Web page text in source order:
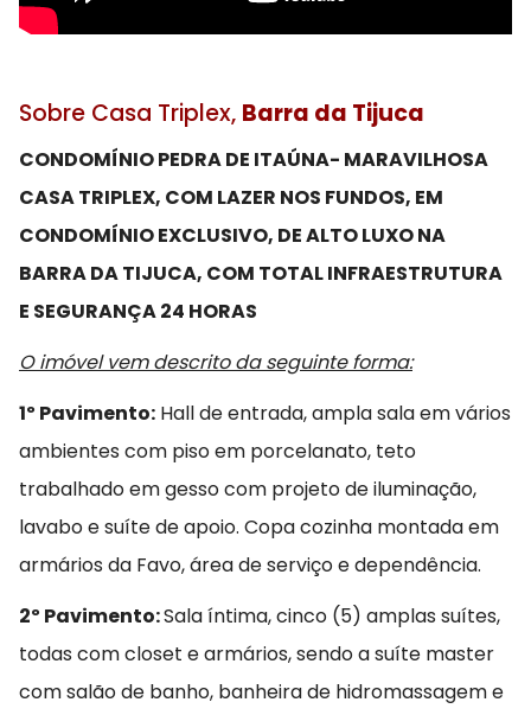
Sobre Casa Triplex, Barra da Tijuca
CONDOMÍNIO PEDRA DE ITAÚNA- MARAVILHOSA
CASA TRIPLEX, COM LAZER NOS FUNDOS, EM
CONDOMÍNIO EXCLUSIVO, DE ALTO LUXO NA
BARRA DA TIJUCA, COM TOTAL INFRAESTRUTURA
E SEGURANÇA 24 HORAS
O imóvel vem descrito da seguinte forma:
1º Pavimento: Hall de entrada, ampla sala em vários
ambientes com piso em porcelanato, teto
trabalhado em gesso com projeto de iluminação,
lavabo e suíte de apoio. Copa cozinha montada em
armários da Favo, área de serviço e dependência.
2º Pavimento:Sala íntima, cinco (5) amplas suítes,
todas com closet e armários, sendo a suíte master
com salão de banho, banheira de hidromassagem e